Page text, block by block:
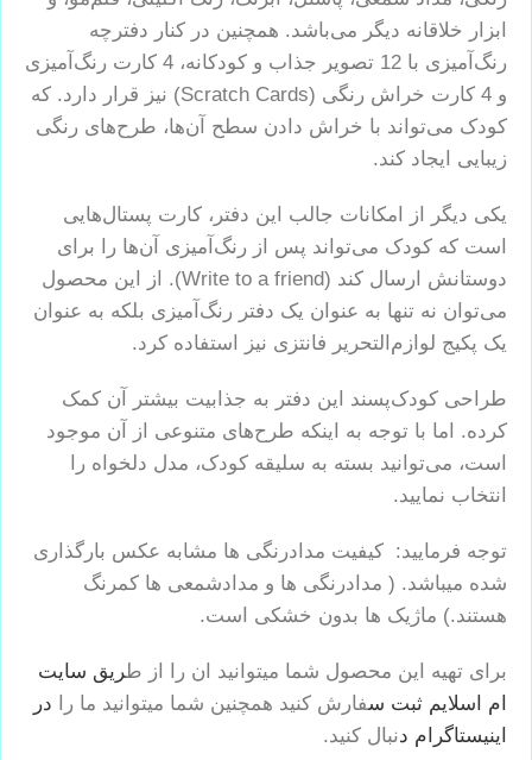
ابزار خلاقانه دیگر می‌باشد. همچنین در کنار دفترچه
رنگ‌آمیزی با 12 تصویر جذاب و کودکانه، 4 کارت رنگ‌آمیزی
و 4 کارت خراش رنگی (Scratch Cards) نیز قرار دارد. که
کودک می‌تواند با خراش دادن سطح آن‌ها، طرح‌های رنگی
زیبایی ایجاد کند.
یکی دیگر از امکانات جالب این دفتر، کارت پستال‌هایی
است که کودک می‌تواند پس از رنگ‌آمیزی آن‌ها را برای
دوستانش ارسال کند (Write to a friend). از این محصول
می‌توان نه تنها به عنوان یک دفتر رنگ‌آمیزی بلکه به عنوان
یک پکیج لوازم‌التحریر فانتزی نیز استفاده کرد.
طراحی کودک‌پسند این دفتر به جذابیت بیشتر آن کمک
کرده. اما با توجه به اینکه طرح‌های متنوعی از آن موجود
است، می‌توانید بسته به سلیقه کودک، مدل دلخواه را
انتخاب نمایید.
توجه فرمایید:‌ کیفیت مدادرنگی ها مشابه عکس بارگذاری
شده میباشد. ( مدادرنگی ها و مدادشمعی ها کمرنگ
هستند.) ماژیک ها بدون خشکی است.
برای تهیه این محصول شما میتوانید ان را از طریق سایت
ام اسلایم ثبت سفارش کنید همچنین شما میتوانید ما را در
اینیستاگرام دنبال کنید.